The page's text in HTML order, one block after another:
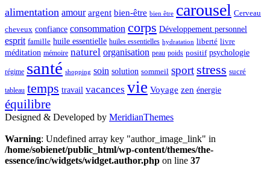
alimentation amour argent bien-être bien être carousel Cerveau
cheveux confiance consommation corps Développement personnel
esprit famille huile essentielle huiles essentielles hydratation liberté livre
méditation mémoire naturel organisation peau poids positif psychologie
régime santé shopping soin solution sommeil sport stress sucré
tableau temps travail vacances vie Voyage zen énergie
équilibre
Designed & Developed by MeridianThemes
Warning: Undefined array key "author_image_link" in
/home/sobienet/public_html/wp-content/themes/the-
essence/inc/widgets/widget.author.php on line 37